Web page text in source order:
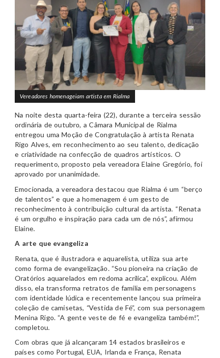
Vereadores homenageiam artista em Rialma
Na noite desta quarta-feira (22), durante a terceira sessão
ordinária de outubro, a Câmara Municipal de Rialma
entregou uma Moção de Congratulação à artista Renata
Rigo Alves, em reconhecimento ao seu talento, dedicação
e criatividade na confecção de quadros artísticos. O
requerimento, proposto pela vereadora Elaine Gregório, foi
aprovado por unanimidade.
Emocionada, a vereadora destacou que Rialma é um “berço
de talentos” e que a homenagem é um gesto de
reconhecimento à contribuição cultural da artista. “Renata
é um orgulho e inspiração para cada um de nós”, afirmou
Elaine.
A arte que evangeliza
Renata, que é ilustradora e aquarelista, utiliza sua arte
como forma de evangelização. “Sou pioneira na criação de
Oratórios aquarelados em redoma acrílica”, explicou. Além
disso, ela transforma retratos de família em personagens
com identidade lúdica e recentemente lançou sua primeira
coleção de camisetas, “Vestida de Fé”, com sua personagem
Menina Rigo. “A gente veste de fé e evangeliza também!”,
completou.
Com obras que já alcançaram 14 estados brasileiros e
países como Portugal, EUA, Irlanda e França, Renata